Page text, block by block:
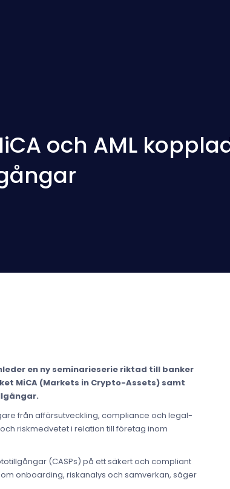
och AML
en ny seminarieserie riktad till banker
MiCA (Markets in Crypto-Assets) samt
från affärsutveckling, compliance och legal-
riskmedvetet i relation till företag inom
(CASPs) på ett säkert och compliant
onboarding, riskanalys och samverkan, säger